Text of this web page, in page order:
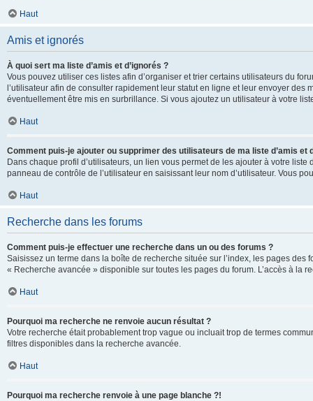
Haut
Amis et ignorés
À quoi sert ma liste d’amis et d’ignorés ?
Vous pouvez utiliser ces listes afin d’organiser et trier certains utilisateurs du
l’utilisateur afin de consulter rapidement leur statut en ligne et leur envoyer
éventuellement être mis en surbrillance. Si vous ajoutez un utilisateur à votre
Haut
Comment puis-je ajouter ou supprimer des utilisateurs de ma liste d’amis et
Dans chaque profil d’utilisateurs, un lien vous permet de les ajouter à votre
panneau de contrôle de l’utilisateur en saisissant leur nom d’utilisateur. Vous
Haut
Recherche dans les forums
Comment puis-je effectuer une recherche dans un ou des forums ?
Saisissez un terme dans la boîte de recherche située sur l’index, les pages
« Recherche avancée » disponible sur toutes les pages du forum. L’accès à la
Haut
Pourquoi ma recherche ne renvoie aucun résultat ?
Votre recherche était probablement trop vague ou incluait trop de termes
filtres disponibles dans la recherche avancée.
Haut
Pourquoi ma recherche renvoie à une page blanche ?!